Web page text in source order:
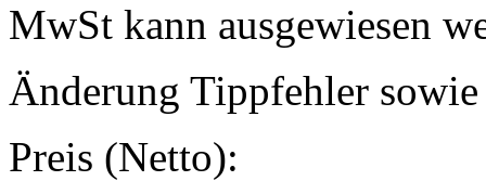
MwSt kann ausgewiesen
Änderung Tippfehler
Preis (Netto):